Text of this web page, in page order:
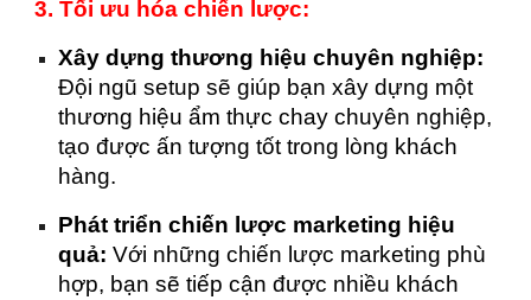
3. Tối ưu hóa chiến lược:
Xây dựng thương hiệu chuyên nghiệp:
Đội ngũ setup sẽ giúp bạn xây dựng một
thương hiệu ẩm thực chay chuyên nghiệp,
tạo được ấn tượng tốt trong lòng khách
hàng.
Phát triển chiến lược marketing hiệu
quả: Với những chiến lược marketing phù
hợp, bạn sẽ tiếp cận được nhiều khách